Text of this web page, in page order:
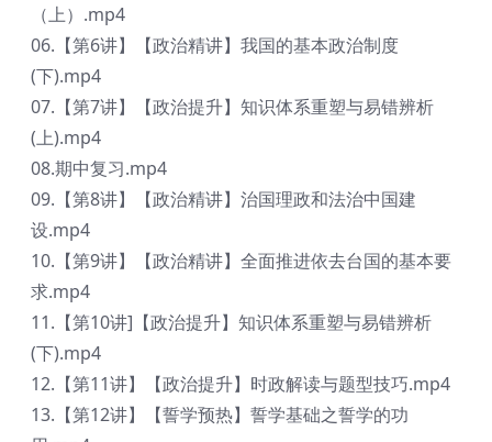
（上）.mp4
06.【第6讲】【政治精讲】我国的基本政治制度
(下).mp4
07.【第7讲】【政治提升】知识体系重塑与易错辨析
(上).mp4
08.期中复习.mp4
09.【第8讲】【政治精讲】治国理政和法治中国建
设.mp4
10.【第9讲】【政治精讲】全面推进依去台国的基本要
求.mp4
11.【第10讲]【政治提升】知识体系重塑与易错辨析
(下).mp4
12.【第11讲】【政治提升】时政解读与题型技巧.mp4
13.【第12讲】【誓学预热】誓学基础之誓学的功